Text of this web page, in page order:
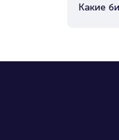
Какие